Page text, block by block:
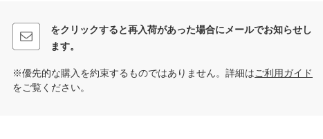
をクリックすると再入荷があった場合にメールでお知らせし
ます。
※優先的な購入を約束するものではありません。詳細は ご利用ガイド
をご覧ください。